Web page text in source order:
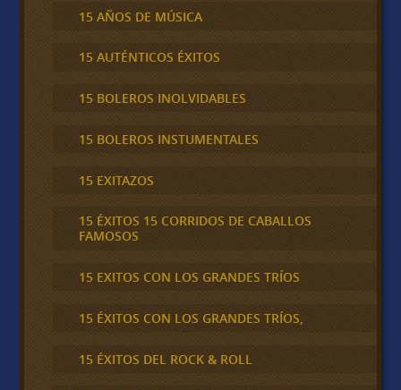
15 AÑOS DE MÚSICA
15 AUTÉNTICOS ÉXITOS
15 BOLEROS INOLVIDABLES
15 BOLEROS INSTUMENTALES
15 EXITAZOS
15 ÉXITOS 15 CORRIDOS DE CABALLOS
FAMOSOS
15 EXITOS CON LOS GRANDES TRÍOS
15 ÉXITOS CON LOS GRANDES TRÍOS,
15 ÉXITOS DEL ROCK & ROLL